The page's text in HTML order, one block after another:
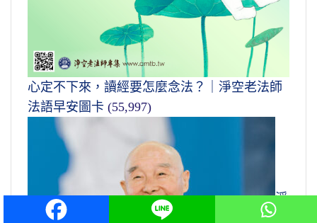
心定不下來，讀經要怎麼念法？｜淨空老法師
法語早安圖卡 (55,997)
淨